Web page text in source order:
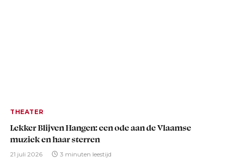
THEATER
Lekker Blijven Hangen: een ode aan de Vlaamse
muziek en haar sterren
21 juli 2026 3 minuten leestijd